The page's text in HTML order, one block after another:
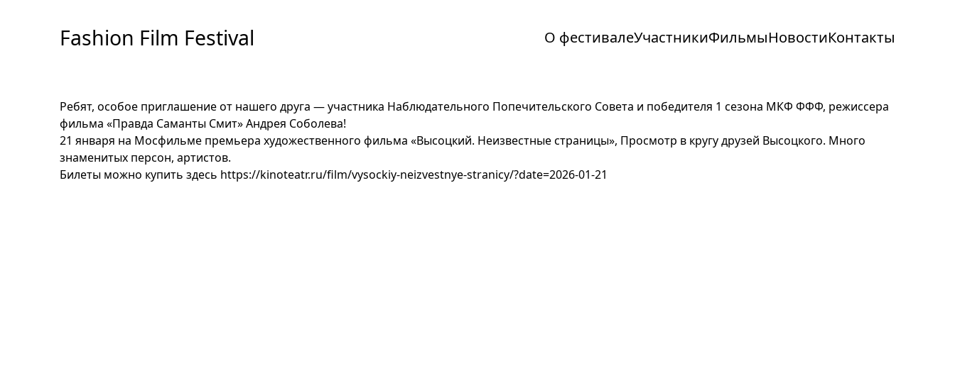
содержимомуFashion Film Festival О фестивалеУчастникиФильмыНовостиКонтакты
Ребят, особое приглашение от нашего друга — участника Наблюдательного Попечительского Совета и победителя 1 сезона МКФ ФФФ, режиссера
фильма «Правда Саманты Смит» Андрея Соболева!
21 января на Мосфильме премьера художественного фильма «Высоцкий. Неизвестные страницы», Просмотр в кругу друзей Высоцкого. Много
знаменитых персон, артистов.
Билеты можно купить здесь https://kinoteatr.ru/film/vysockiy-neizvestnye-stranicy/?date=2026-01-21